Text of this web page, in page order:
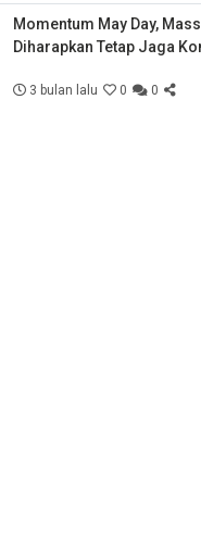
Momentum May Day,
Diharapkan Tetap Jaga
3 bulan lalu 0 0